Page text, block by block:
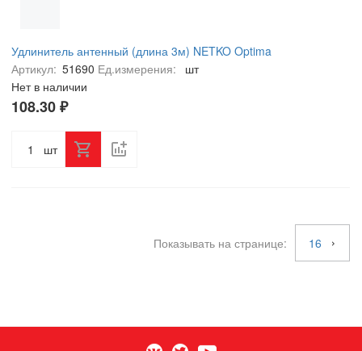
Удлинитель антенный (длина 3м) NETKO Optima
Артикул: 51690 Ед.измерения:
шт
Нет в наличии
108.30 ₽
шт
Показывать на странице: 16